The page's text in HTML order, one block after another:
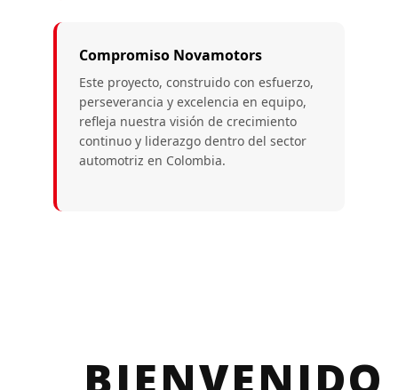
Compromiso Novamotors
Este proyecto, construido con esfuerzo,
perseverancia y excelencia en equipo,
refleja nuestra visión de crecimiento
continuo y liderazgo dentro del sector
automotriz en Colombia.